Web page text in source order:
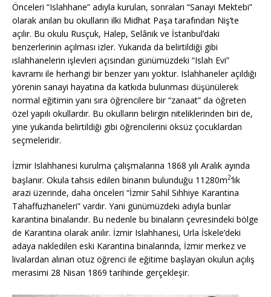
Önceleri “Islahhane” adıyla kurulan, sonraları “Sanayi Mektebi”
olarak anılan bu okulların ilki Midhat Paşa tarafından Niş’te
açılır. Bu okulu Rusçuk, Halep, Selânik ve İstanbul’daki
benzerlerinin açılması izler. Yukarıda da belirtildiği gibi
ıslahhanelerin işlevleri açısından günümüzdeki “Islah Evi”
kavramı ile herhangi bir benzer yanı yoktur. Islahhaneler açıldığı
yörenin sanayi hayatına da katkıda bulunması düşünülerek
normal eğitimin yanı sıra öğrencilere bir “zanaat” da öğreten
özel yapılı okullardır. Bu okulların belirgin niteliklerinden biri de,
yine yukarıda belirtildiği gibi öğrencilerini öksüz çocuklardan
seçmeleridir.
İzmir Islahhanesi kurulma çalışmalarına 1868 yılı Aralık ayında
başlanır. Okula tahsis edilen binanın bulunduğu 11280m2‘lik
arazi üzerinde, daha önceleri “İzmir Sahil Sıhhiye Karantina
Tahaffuzhaneleri” vardır. Yani günümüzdeki adıyla bunlar
karantina binalarıdır. Bu nedenle bu binaların çevresindeki bölge
de Karantina olarak anılır. İzmir Islahhanesi, Urla İskele’deki
adaya nakledilen eski Karantina binalarında, İzmir merkez ve
livalardan alınan otuz öğrenci ile eğitime başlayan okulun açılış
merasimi 28 Nisan 1869 tarihinde gerçekleşir.